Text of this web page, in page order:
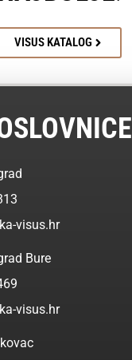
VISUS KATALOG
visus.hr
Bure
visus.hr